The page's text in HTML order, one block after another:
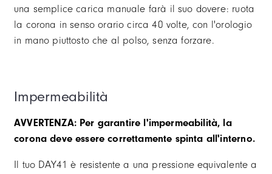
una semplice carica manuale farà il suo dovere: ruota
la corona in senso orario circa 40 volte, con l'orologio
in mano piuttosto che al polso, senza forzare.
Impermeabilità
AVVERTENZA: Per garantire l'impermeabilità, la
corona deve essere correttamente spinta all'interno.
Il tuo DAY41 è resistente a una pressione equivalente a